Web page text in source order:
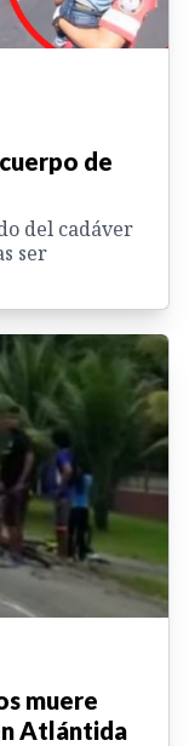
de
del cadáver
ser
muere
Atlántida